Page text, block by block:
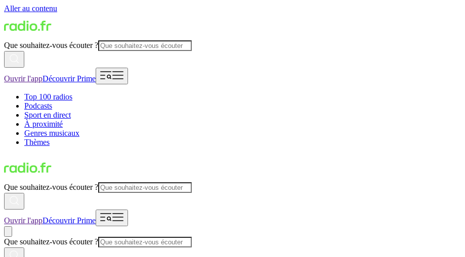
Aller au contenu
Que souhaitez-vous écouter ?
Ouvrir l'appDécouvrir Prime
Top 100 radios
Podcasts
Sport en direct
À proximité
Genres musicaux
Thèmes
Que souhaitez-vous écouter ?
Ouvrir l'appDécouvrir Prime
Que souhaitez-vous écouter ?